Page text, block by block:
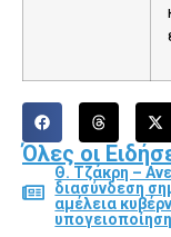
Όλες οι
Θ. Τζάκρη –
διασύνδεση
αμέλεια